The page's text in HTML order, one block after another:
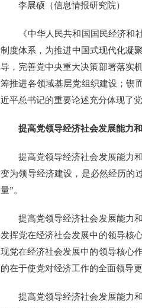
李展硕（信息情报研究院）
《中华人民共和国国民经济和社
制度体系，为推进中国式现代化凝
导，完善党中央重大决策部署落实
筹推进各领域基层党组织建设；锲
近平总书记的重要论述充分体现了
提高党领导经济社会发展能力和
提高党领导经济社会发展能力和
变为领导经济建设，是必然经历的
量”。
提高党领导经济社会发展能力和
发挥党在经济社会发展中的领导核
现党在经济社会发展中的领导核心
的在于使党对经济工作的全面领导
提高党领导经济社会发展能力和